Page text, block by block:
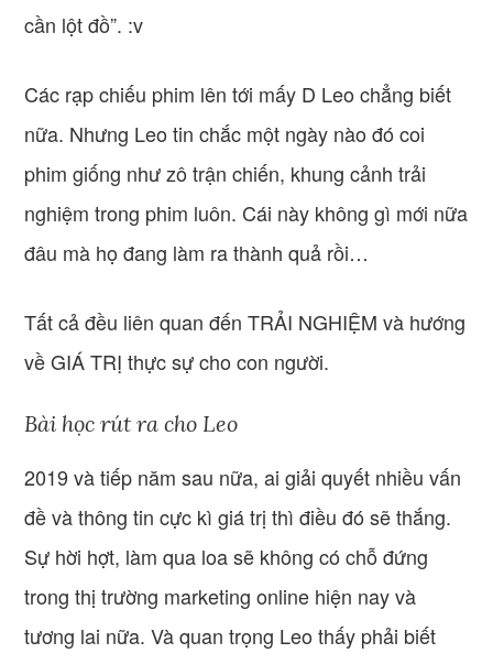
cần lột đồ”. :v
Các rạp chiếu phim lên tới mấy D Leo chẳng biết
nữa. Nhưng Leo tin chắc một ngày nào đó coi
phim giống như zô trận chiến, khung cảnh trải
nghiệm trong phim luôn. Cái này không gì mới nữa
đâu mà họ đang làm ra thành quả rồi…
Tất cả đều liên quan đến TRẢI NGHIỆM và hướng
về GIÁ TRỊ thực sự cho con người.
Bài học rút ra cho Leo
2019 và tiếp năm sau nữa, ai giải quyết nhiều vấn
đề và thông tin cực kì giá trị thì điều đó sẽ thắng.
Sự hời hợt, làm qua loa sẽ không có chỗ đứng
trong thị trường marketing online hiện nay và
tương lai nữa. Và quan trọng Leo thấy phải biết